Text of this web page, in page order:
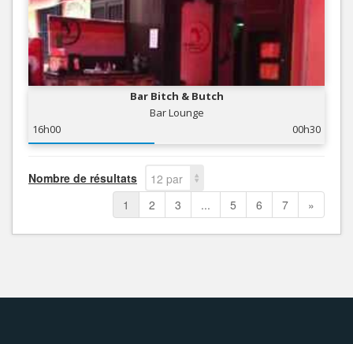
Bar Bitch & Butch
Bar Lounge
16h00
00h30
Nombre de résultats
12 par
page
1 2 3 ... 5 6 7 »